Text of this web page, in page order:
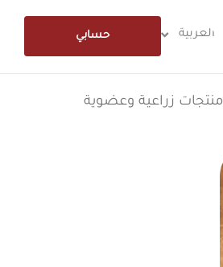
العربية حسابي
منتجات زراعية وعضوية